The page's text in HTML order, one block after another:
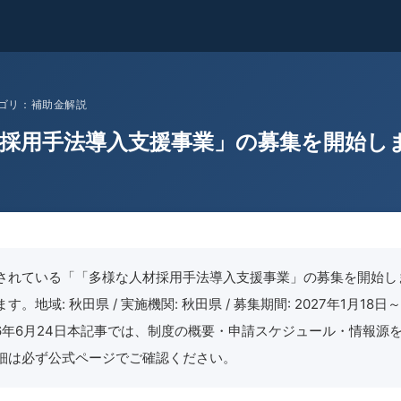
：補助金解説
用手法導入支援事業」の募集を開始し
れている「「多様な人材採用手法導入支援事業」の募集を開始
す。地域: 秋田県 / 実施機関: 秋田県 / 募集期間: 2027年1月18日
6月24日本記事では、制度の概要・申請スケジュール・情報源
は必ず公式ページでご確認ください。